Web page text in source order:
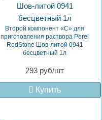
Второй компонент «С» для
приготовления раствора Perel
RodStone Шов-литой 0941
бесцветный 1л
293 руб/шт
Купить